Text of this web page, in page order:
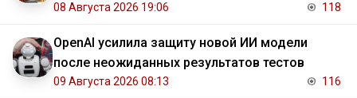
08 Августа 2026 19:06 118
OpenAI усилила защиту новой ИИ модели
после неожиданных результатов тестов
09 Августа 2026 08:13 116